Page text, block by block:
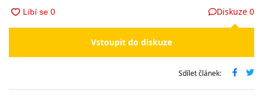
Diskuze 0
Vstoupit do diskuze
Sdílet článek: